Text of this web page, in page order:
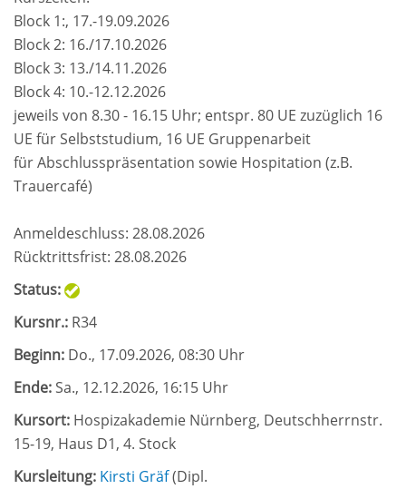
Block 1:, 17.-19.09.2026
Block 2: 16./17.10.2026
Block 3: 13./14.11.2026
Block 4: 10.-12.12.2026
jeweils von 8.30 - 16.15 Uhr; entspr. 80 UE zuzüglich 16
UE für Selbststudium, 16 UE Gruppenarbeit
für Abschlusspräsentation sowie Hospitation (z.B.
Trauercafé)
Anmeldeschluss: 28.08.2026
Rücktrittsfrist: 28.08.2026
Status:
Kursnr.: R34
Beginn: Do., 17.09.2026, 08:30 Uhr
Ende:Sa., 12.12.2026, 16:15 Uhr
Kursort: Hospizakademie Nürnberg, Deutschherrnstr.
15-19, Haus D1, 4. Stock
Kursleitung: Kirsti Gräf(Dipl.